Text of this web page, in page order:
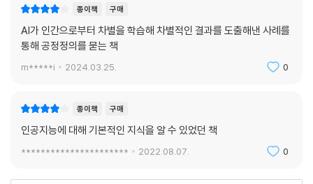
최고의 서울대 교수진은 ‘서가명강’이라는 이름으로 매월 다른 주제의 강
의를 펼쳤으며, 매회 약 100여 명의 청중들은 명강의의 향연에 감동하고
열광했다. 서가명강의 다채로운 인문학 콘텐츠는 도서뿐만 아니라 현장 강
연과 팟캐스트를 통해서도 만나볼 수 있으며, 서울대생들이 직접 뽑은 인
기 강의, 전공을 넘나드는 융합 강의, 트렌드를 접목한 실용 지식까지, 젊
출퇴근길을 이용해 교양 지식을 쌓고자 하는 직장인, 진로를 탐색하려는
청소년, 나아가 늘 가슴에 공부에 대한 열망을 품고 사는 대한민국의 모든
교양인들에게 우리나라 최고의 명강의를 손쉽게 보고 듣고 배울 수 있는
기회를 선사한다.
종이책 구매
AI가 인간으로부터 차별을 학습해 차별적인 결과를 도출해낸 사례를
통해 공정정의를 묻는 책
m*****i 2024.03.25. 0
종이책 구매
인공지능에 대해 기본적인 지식을 알 수 있었던 책
********************** 2022.08.07. 0